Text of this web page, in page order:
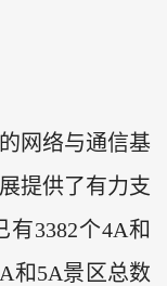
网络与通信基
提供了有力支
3382个4A和
和5A景区总数